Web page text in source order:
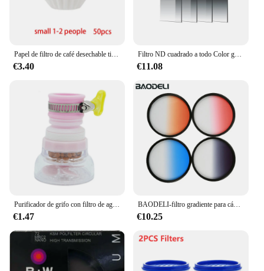
Papel de filtro de café desechable tipo pastel, papel de filtro de lavado a mano, bolsa de filtro de polvo de café por goteo, herramienta Barista, 1-4 porciones
€3.40
Filtro ND cuadrado a todo Color gris graduado, ND2, ND4, ND8, ND16, filtro de densidad neutra para Cokin P series D5200, D5300, D5500, paquete de 8
€11.08
Purificador de grifo con filtro de agua de 6 capas, accesorios de cocina, mezclador, aireador, boquilla de baño, sistema de filtración de agua
€1.47
BAODELI-filtro gradiente para cámara Canon 77d, Nikon y Sony A6000, accesorio Gris, Naranja, azul, rojo, Nd, 49, 52, 55, 58, 62, 67, 72, 77, 82 Mm
€10.25